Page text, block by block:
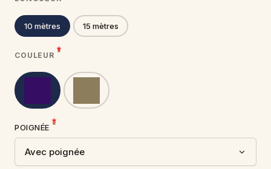
10 mètres 15 mètres
COULEUR
POIGNÉE